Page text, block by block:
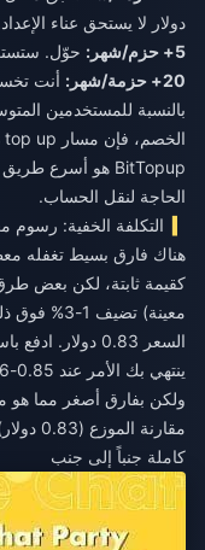
دولار لا يستحق عناء
5+ حزم/شهر:
حوّل.
20+ حزمة/شهر:
أنت
بالنسبة للمستخدمين
الخصم، فإن مسار top up
الحاجة لنقل الحساب.
التكلفة الخفية: رسوم
هناك فارق بسيط تغفله
كقيمة ثابتة، لكن بعض
معينة)
السعر 0.83
ولكن بفارق أصغر مما هو
كاملة جنباً إلى جنب